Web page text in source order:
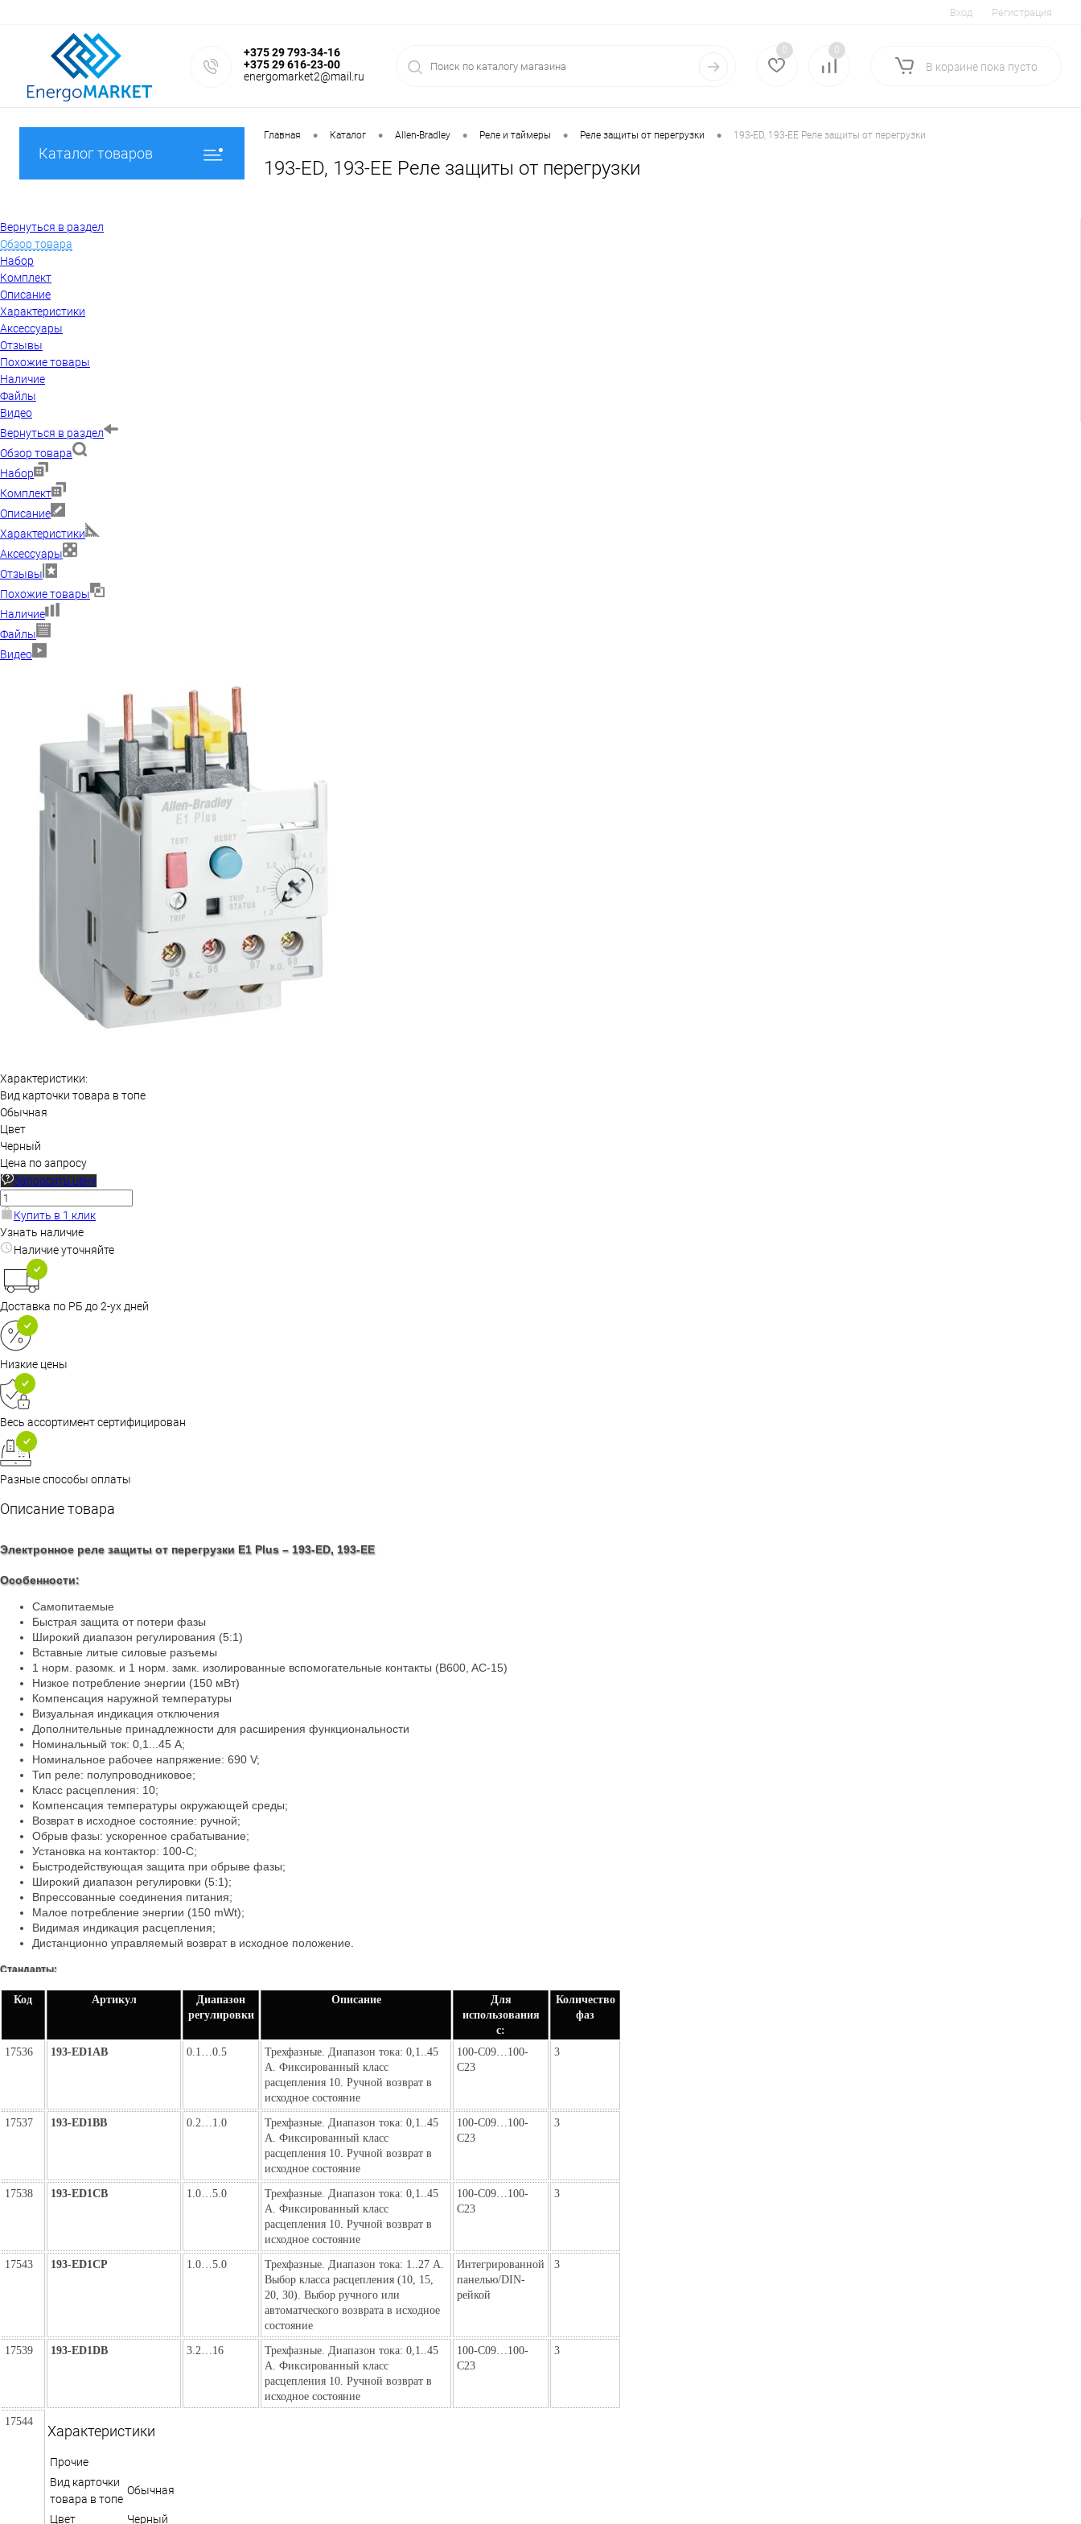
Вход Регистрация
+375 29 793-34-16
+375 29 616-23-00
energomarket2@mail.ru
0 0
В корзине пока пусто
Каталог товаров
Главная • Каталог • Allen-Bradley • Реле и таймеры • Реле защиты от перегрузки • 193-ED, 193-EE Реле защиты от перегрузки
193-ED, 193-EE Реле защиты от перегрузки
Вернуться в раздел
Обзор товара
Набор
Комплект
Описание
Характеристики
Аксессуары
Отзывы
Похожие товары
Наличие
Файлы
Видео
Вернуться в раздел
Обзор товара
Набор
Комплект
Описание
Характеристики
Аксессуары
Отзывы
Похожие товары
Наличие
Файлы
Видео
Характеристики:
Вид карточки товара в топе
Обычная
Цвет
Черный
Цена по запросу
Запросить цену
Купить в 1 клик
Узнать наличие
Наличие уточняйте
Доставка по РБ до 2-ух дней
Низкие цены
Весь ассортимент сертифицирован
Разные способы оплаты
Описание товара
Электронное реле защиты от перегрузки E1 Plus – 193-ED, 193-EE
Особенности:
Самопитаемые
Быстрая защита от потери фазы
Широкий диапазон регулирования (5:1)
Вставные литые силовые разъемы
1 норм. разомк. и 1 норм. замк. изолированные вспомогательные контакты (B600, AC-15)
Низкое потребление энергии (150 мВт)
Компенсация наружной температуры
Визуальная индикация отключения
Дополнительные принадлежности для расширения функциональности
Номинальный ток: 0,1...45 A;
Номинальное рабочее напряжение: 690 V;
Тип реле: полупроводниковое;
Класс расцепления: 10;
Компенсация температуры окружающей среды;
Возврат в исходное состояние: ручной;
Обрыв фазы: ускоренное срабатывание;
Установка на контактор: 100-C;
Быстродействующая защита при обрыве фазы;
Широкий диапазон регулировки (5:1);
Впрессованные соединения питания;
Малое потребление энергии (150 mWt);
Видимая индикация расцепления;
Дистанционно управляемый возврат в исходное положение.
Стандарты:
IEC/EN 60947-4-1, IEC/EN 60947-5-1, CSA 22.2 No. 14, UL 508.
CE, cULus, Listed C-Tick, CCC.
Код Артикул
Диапазон
регулировки
Описание
Для
использования
с:
Количество
фаз
17536 193-ED1AB 0.1…0.5
Трехфазные. Диапазон тока: 0,1..45
А. Фиксированный класс
расцепления 10. Ручной возврат в
исходное состояние
100-C09…100-
C23
3
17537 193-ED1BB 0.2…1.0
Трехфазные. Диапазон тока: 0,1..45
А. Фиксированный класс
расцепления 10. Ручной возврат в
исходное состояние
100-C09…100-
C23
3
17538 193-ED1CB 1.0…5.0
Трехфазные. Диапазон тока: 0,1..45
А. Фиксированный класс
расцепления 10. Ручной возврат в
исходное состояние
100-C09…100-
C23
3
17543 193-ED1CP 1.0…5.0
Трехфазные. Диапазон тока: 1..27 А.
Выбор класса расцепления (10, 15,
20, 30). Выбор ручного или
автоматческого возврата в исходное
состояние
Интегрированной
панелью/DIN-
рейкой
3
17539 193-ED1DB 3.2…16
Трехфазные. Диапазон тока: 0,1..45
А. Фиксированный класс
расцепления 10. Ручной возврат в
исходное состояние
100-C09…100-
C23
3
17544
Характеристики
Прочие
Вид карточки
товара в топе
Обычная
Цвет
Черный